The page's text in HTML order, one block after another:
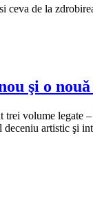
de la
şi o
volume legate
deceniu artistic şi